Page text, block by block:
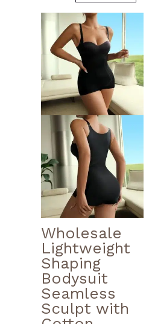
Wholesale
Lightweight
Shaping
Bodysuit
Seamless
Sculpt with